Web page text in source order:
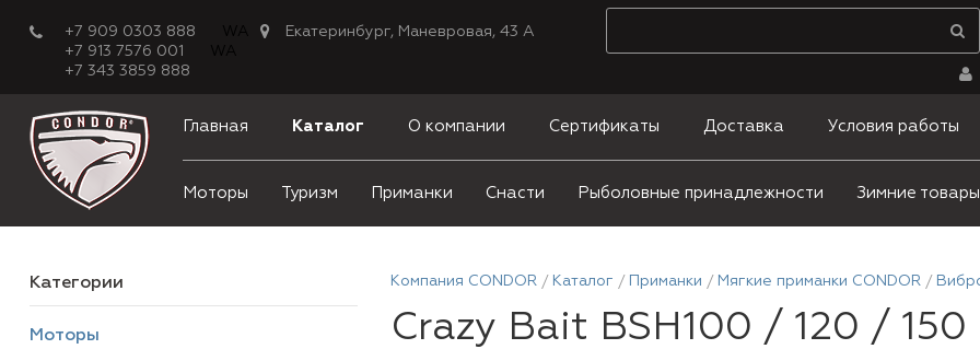
+7 909 0303 888
WA
+7 913 7576 001
WA
+7 343 3859 888
Екатеринбург, Маневровая, 43 А
Главная Каталог О компании Сертификаты Доставка Условия работы
Моторы Туризм Приманки Снасти Рыболовные принадлежности Зимние товары
Категории
Моторы
Компания CONDOR Каталог Приманки Мягкие приманки CONDOR
Crazy Bait BSH100 / 120 /